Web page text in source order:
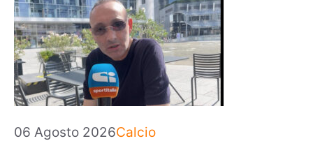
06 Agosto 2026Categorie
Calcio